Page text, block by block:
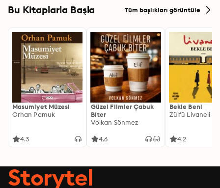
Bu Kitaplarla Başla Tüm başlıkları görüntüle
Masumiyet Müzesi
Orhan Pamuk
4.3
Güzel Filmler Çabuk
Biter
Volkan Sönmez
4.6
Bekle Beni
Zülfü Livaneli
4.2
Storytel